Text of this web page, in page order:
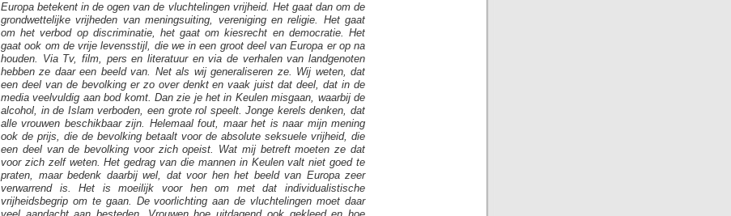
Europa betekent in de ogen van de vluchtelingen vrijheid. Het gaat dan om de
grondwettelijke vrijheden van meningsuiting, vereniging en religie. Het gaat
om het verbod op discriminatie, het gaat om kiesrecht en democratie. Het
gaat ook om de vrije levensstijl, die we in een groot deel van Europa er op na
houden. Via Tv, film, pers en literatuur en via de verhalen van landgenoten
hebben ze daar een beeld van. Net als wij generaliseren ze. Wij weten, dat
een deel van de bevolking er zo over denkt en vaak juist dat deel, dat in de
media veelvuldig aan bod komt. Dan zie je het in Keulen misgaan, waarbij de
alcohol, in de Islam verboden, een grote rol speelt. Jonge kerels denken, dat
alle vrouwen beschikbaar zijn. Helemaal fout, maar het is naar mijn mening
ook de prijs, die de bevolking betaalt voor de absolute seksuele vrijheid, die
een deel van de bevolking voor zich opeist. Wat mij betreft moeten ze dat
voor zich zelf weten. Het gedrag van die mannen in Keulen valt niet goed te
praten, maar bedenk daarbij wel, dat voor hen het beeld van Europa zeer
verwarrend is. Het is moeilijk voor hen om met dat individualistische
vrijheidsbegrip om te gaan. De voorlichting aan de vluchtelingen moet daar